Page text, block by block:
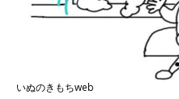
いぬのきもちweb